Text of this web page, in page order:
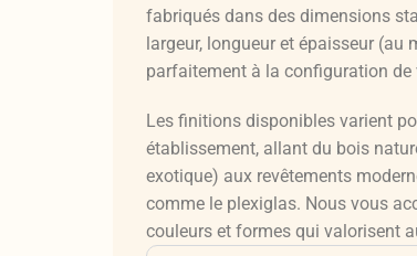
fabriqués dans des dimensions
largeur, longueur et épaisseur (au
parfaitement à la configuration de
Les finitions disponibles varient
établissement, allant du bois
exotique) aux revêtements
comme le plexiglas. Nous vous
couleurs et formes qui valorisent